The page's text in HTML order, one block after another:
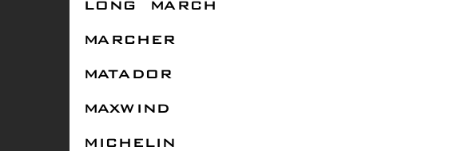
LONG MARCH
MARCHER
MATADOR
MAXWIND
MICHELIN